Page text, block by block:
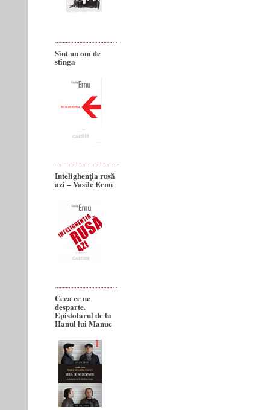
Sînt un om de
stînga
Intelighenţia rusă
azi – Vasile Ernu
Ceea ce ne
desparte.
Epistolarul de la
Hanul lui Manuc